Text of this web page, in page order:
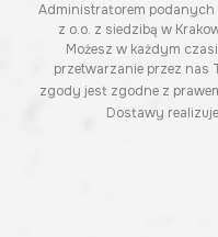
Administratorem
z o.o. z siedzibą w
Możesz w każdym
przetwarzanie przez
zgody jest zgodne z
Dostawy